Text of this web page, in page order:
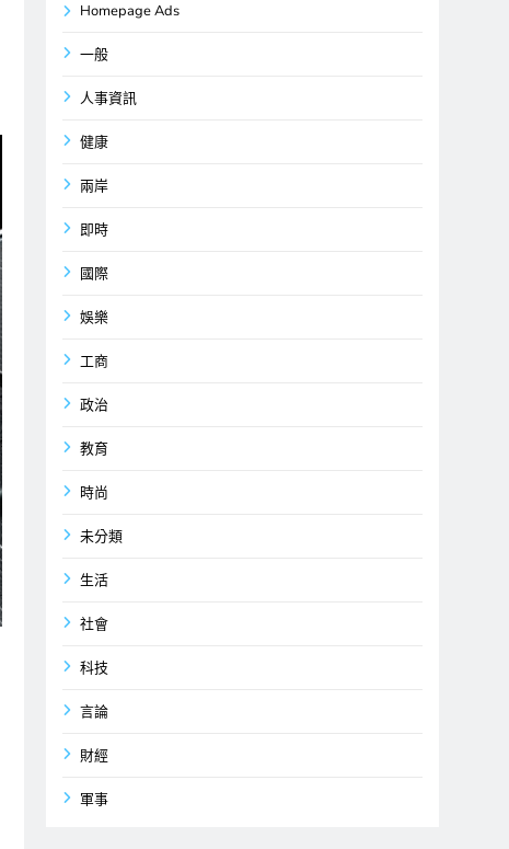
Homepage Ads
一般
人事資訊
健康
兩岸
即時
國際
娛樂
工商
政治
教育
時尚
未分類
生活
社會
科技
言論
財經
軍事